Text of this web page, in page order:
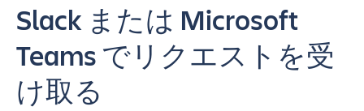
Slack または Microsoft
Teams でリクエストを受
け取る